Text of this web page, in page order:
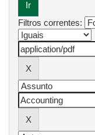
Filtros correntes: